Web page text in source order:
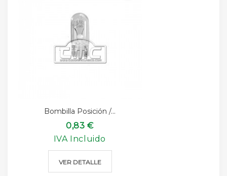
Bombilla Posición /...
0,83 €
IVA Incluido
VER DETALLE